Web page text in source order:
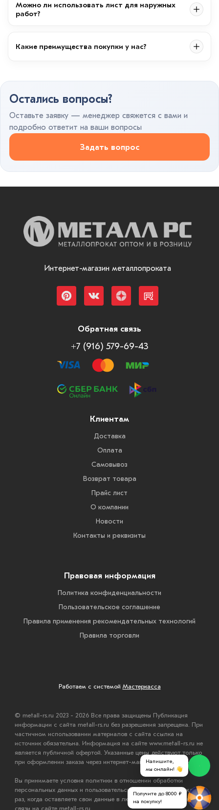
Можно ли использовать лист для наружных
работ?
Какие преимущества покупки у нас?
Остались вопросы?
Оставьте заявку — менеджер свяжется с вами и
подробно ответит на ваши вопросы
Задать вопрос
Интернет-магазин металлопроката
Обратная связь
+7 (916) 579-69-43
Клиентам
Доставка
Оплата
Самовывоз
Возврат товара
Прайс лист
О компании
Новости
Контакты и реквизиты
Правовая информация
Политика конфиденциальности
Пользовательское соглашение
Правила применения рекомендательных технологий
Правила торговли
Работаем с системой Мастеркасса
© metall-rs.ru 2023 - 2026 Все права защищены Публикация
информации с сайта metall-rs.ru без разрешения запрещена. При
частичном использовании материалов с сайта ссылка на
источник обязательна. Информация на сайте www.metall-rs.ru не
является публичной офертой. Указанные цены действуют только
при оформлении заказа через интернет-магазин www.metall-rs.ru.
Вы принимаете условия политики в отношении обработки
персональных данных и пользовательского соглашения каждый
раз, когда оставляете свои данные в любой форме обратной
связи на сайте metall-rs.ru.
Напишите,
мы онлайн! 👋
Получите до 8000 ₽
на покупку!